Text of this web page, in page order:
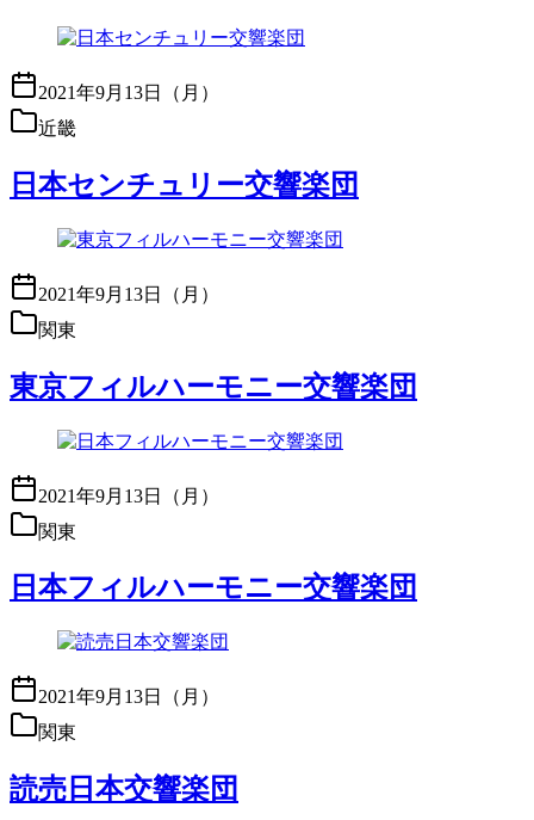
2021年9月13日（月）
近畿
日本センチュリー交響楽団
2021年9月13日（月）
関東
東京フィルハーモニー交響楽団
2021年9月13日（月）
関東
日本フィルハーモニー交響楽団
2021年9月13日（月）
関東
読売日本交響楽団